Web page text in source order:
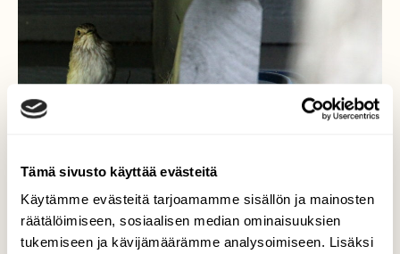
Tämä sivusto käyttää evästeitä
Käytämme evästeitä tarjoamamme sisällön ja mainosten
räätälöimiseen, sosiaalisen median ominaisuuksien
tukemiseen ja kävijämäärämme analysoimiseen. Lisäksi